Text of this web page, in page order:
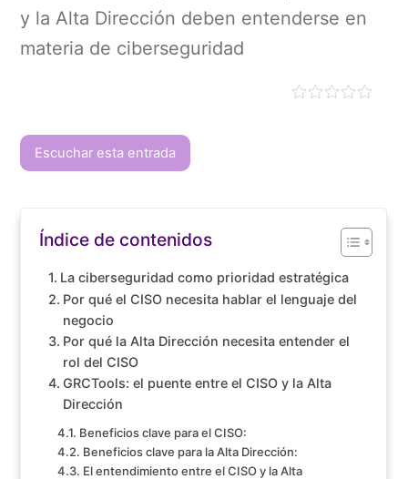
y la Alta Dirección deben entenderse en
materia de ciberseguridad
Escuchar esta entrada
Índice de contenidos
La ciberseguridad como prioridad estratégica
Por qué el CISO necesita hablar el lenguaje del
negocio
Por qué la Alta Dirección necesita entender el
rol del CISO
GRCTools: el puente entre el CISO y la Alta
Dirección
Beneficios clave para el CISO:
Beneficios clave para la Alta Dirección:
El entendimiento entre el CISO y la Alta